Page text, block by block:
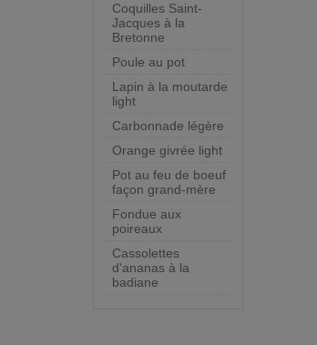
Coquilles Saint-
Jacques à la
Bretonne
Poule au pot
Lapin à la moutarde
light
Carbonnade légère
Orange givrée light
Pot au feu de boeuf
façon grand-mère
Fondue aux
poireaux
Cassolettes
d'ananas à la
badiane